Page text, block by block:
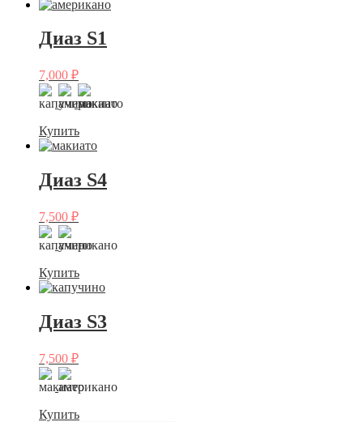
Диаз S1
7,000 ₽
Купить
Диаз S4
7,500 ₽
Купить
Диаз S3
7,500 ₽
Купить